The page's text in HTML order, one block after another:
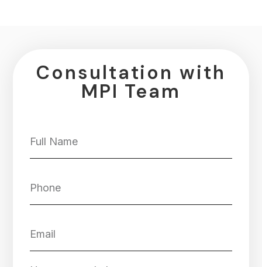
Consultation with
MPI Team